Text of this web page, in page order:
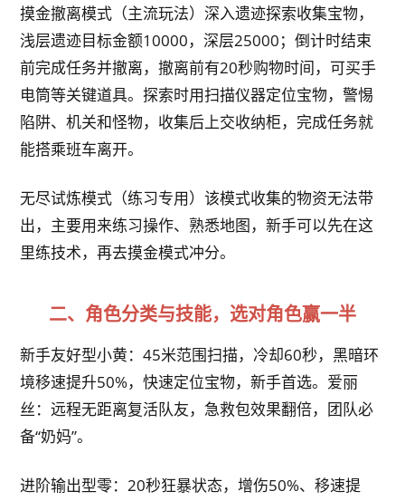
摸金撤离模式（主流玩法）深入遗迹探索收集宝物，
浅层遗迹目标金额10000，深层25000；倒计时结束
前完成任务并撤离，撤离前有20秒购物时间，可买手
电筒等关键道具。探索时用扫描仪器定位宝物，警惕
陷阱、机关和怪物，收集后上交收纳柜，完成任务就
能搭乘班车离开。
无尽试炼模式（练习专用）该模式收集的物资无法带
出，主要用来练习操作、熟悉地图，新手可以先在这
里练技术，再去摸金模式冲分。
二、角色分类与技能，选对角色赢一半
新手友好型小黄：45米范围扫描，冷却60秒，黑暗环
境移速提升50%，快速定位宝物，新手首选。爱丽
丝：远程无距离复活队友，急救包效果翻倍，团队必
备“奶妈”。
进阶输出型零：20秒狂暴状态，增伤50%、移速提